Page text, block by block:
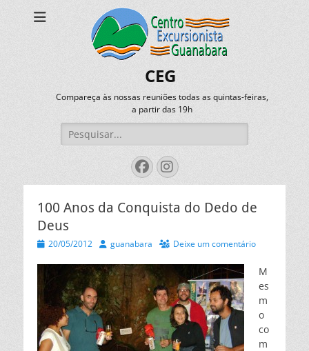
CEG
Compareça às nossas reuniões todas as quintas-feiras,
a partir das 19h
Pesquisar
por:
Facebook
Instagram
100 Anos da Conquista do Dedo de
Deus
Posted
20/05/2012 Autorguanabara Deixe um comentário
M
es
m
o
co
m